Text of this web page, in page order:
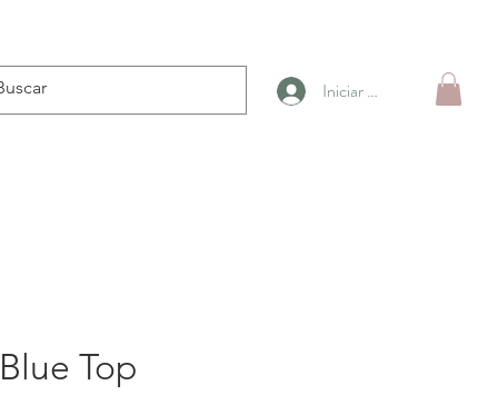
Iniciar sesión
Top